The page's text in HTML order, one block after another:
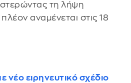
τη λήψη
αναμένεται στις 18
νέο ειρηνευτικό σχέδιο